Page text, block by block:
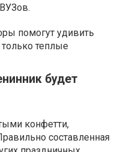
помогут удивить
теплые
будет
конфетти,
составленная